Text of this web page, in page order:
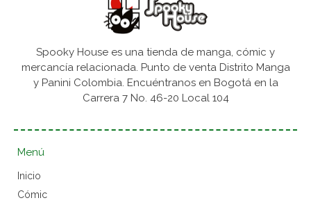
Spooky House es una tienda de manga, cómic y
mercancía relacionada. Punto de venta Distrito Manga
y Panini Colombia. Encuéntranos en Bogotá en la
Carrera 7 No. 46-20 Local 104
Menú
Inicio
Cómic